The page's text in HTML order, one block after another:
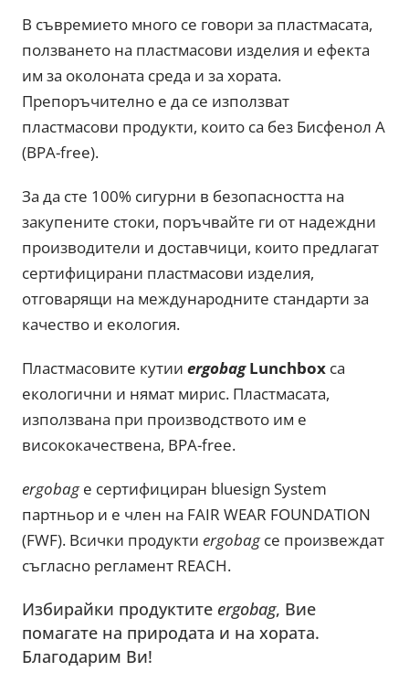
В съвремието много се говори за пластмасата,
ползването на пластмасови изделия и ефекта
им за околоната среда и за хората.
Препоръчително е да се използват
пластмасови продукти, които са без Бисфенол А
(BPA-free).
За да сте 100% сигурни в безопасността на
закупените стоки, поръчвайте ги от надеждни
производители и доставчици, които предлагат
сертифицирани пластмасови изделия,
отговарящи на международните стандарти за
качество и екология.
Пластмасовите кутииergobagLunchbox са
екологични и нямат мирис. Пластмасата,
използвана при производството им е
висококачествена, BPA-free.
ergobagе сертифициран bluesign System
партньор и е член на FAIR WEAR FOUNDATION
(FWF). Всички продуктиergobagсе произвеждат
съгласно регламент REACH.
Избирайки продуктитеergobag, Вие
помагате на природата и на хората.
Благодарим Ви!